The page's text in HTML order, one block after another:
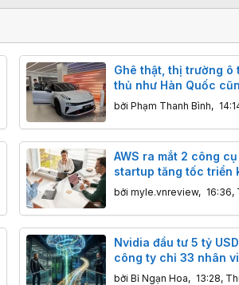
Ghê thật, thị trường ô
thủ như Hàn Quốc
bị xe Trung Quốc đe
bởi Phạm Thanh Bình,
AWS ra mắt 2 công
startup tăng tốc triển
tưởng
bởi myle.vnreview, 16:36,
Nvidia đầu tư 5 tỷ
công ty chỉ 33 nhân
không có sản phẩm
bởi Bỉ Ngạn Hoa, 13:28,